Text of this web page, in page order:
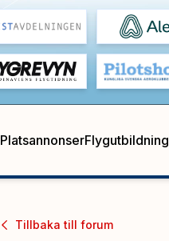
PlatsannonserFlygutbildning
Tillbaka till forum